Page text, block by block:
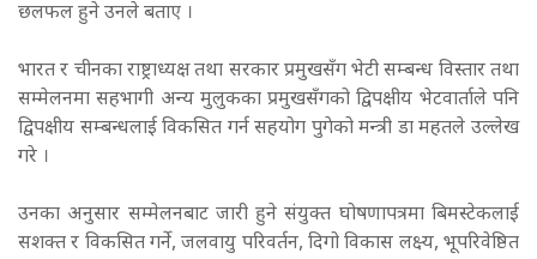
छलफल हुने उनले बताए ।
भारत र चीनका राष्ट्राध्यक्ष तथा सरकार प्रमुखसँग भेटी सम्बन्ध विस्तार तथा
सम्मेलनमा सहभागी अन्य मुलुकका प्रमुखसँगको द्विपक्षीय भेटवार्ताले पनि
द्विपक्षीय सम्बन्धलाई विकसित गर्न सहयोग पुगेको मन्त्री डा महतले उल्लेख
गरे ।
उनका अनुसार सम्मेलनबाट जारी हुने संयुक्त घोषणापत्रमा बिमस्टेकलाई
सशक्त र विकसित गर्ने, जलवायु परिवर्तन, दिगो विकास लक्ष्य, भूपरिवेष्ठित